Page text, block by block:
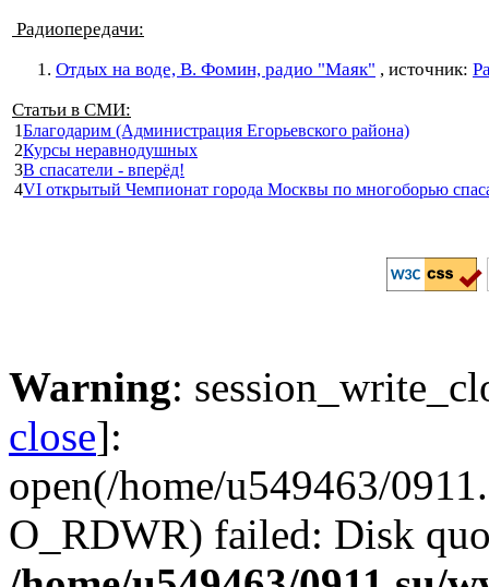
Радиопередачи:
Отдых на воде, В. Фомин, радио "Маяк" , источник:
Статьи в СМИ:
1Благодарим (Администрация Егорьевского района)
2Курсы неравнодушных
3В спасатели - вперёд!
4VI открытый Чемпионат города Москвы по многоборью
Warning:
close]:
open(/home/u549463/
O_RDWR) failed: Disk